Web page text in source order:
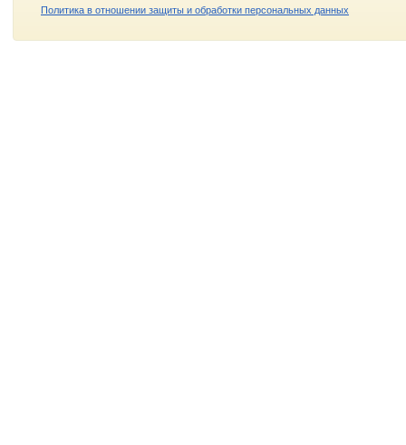
Политика в отношении защиты и обработки персональных данных